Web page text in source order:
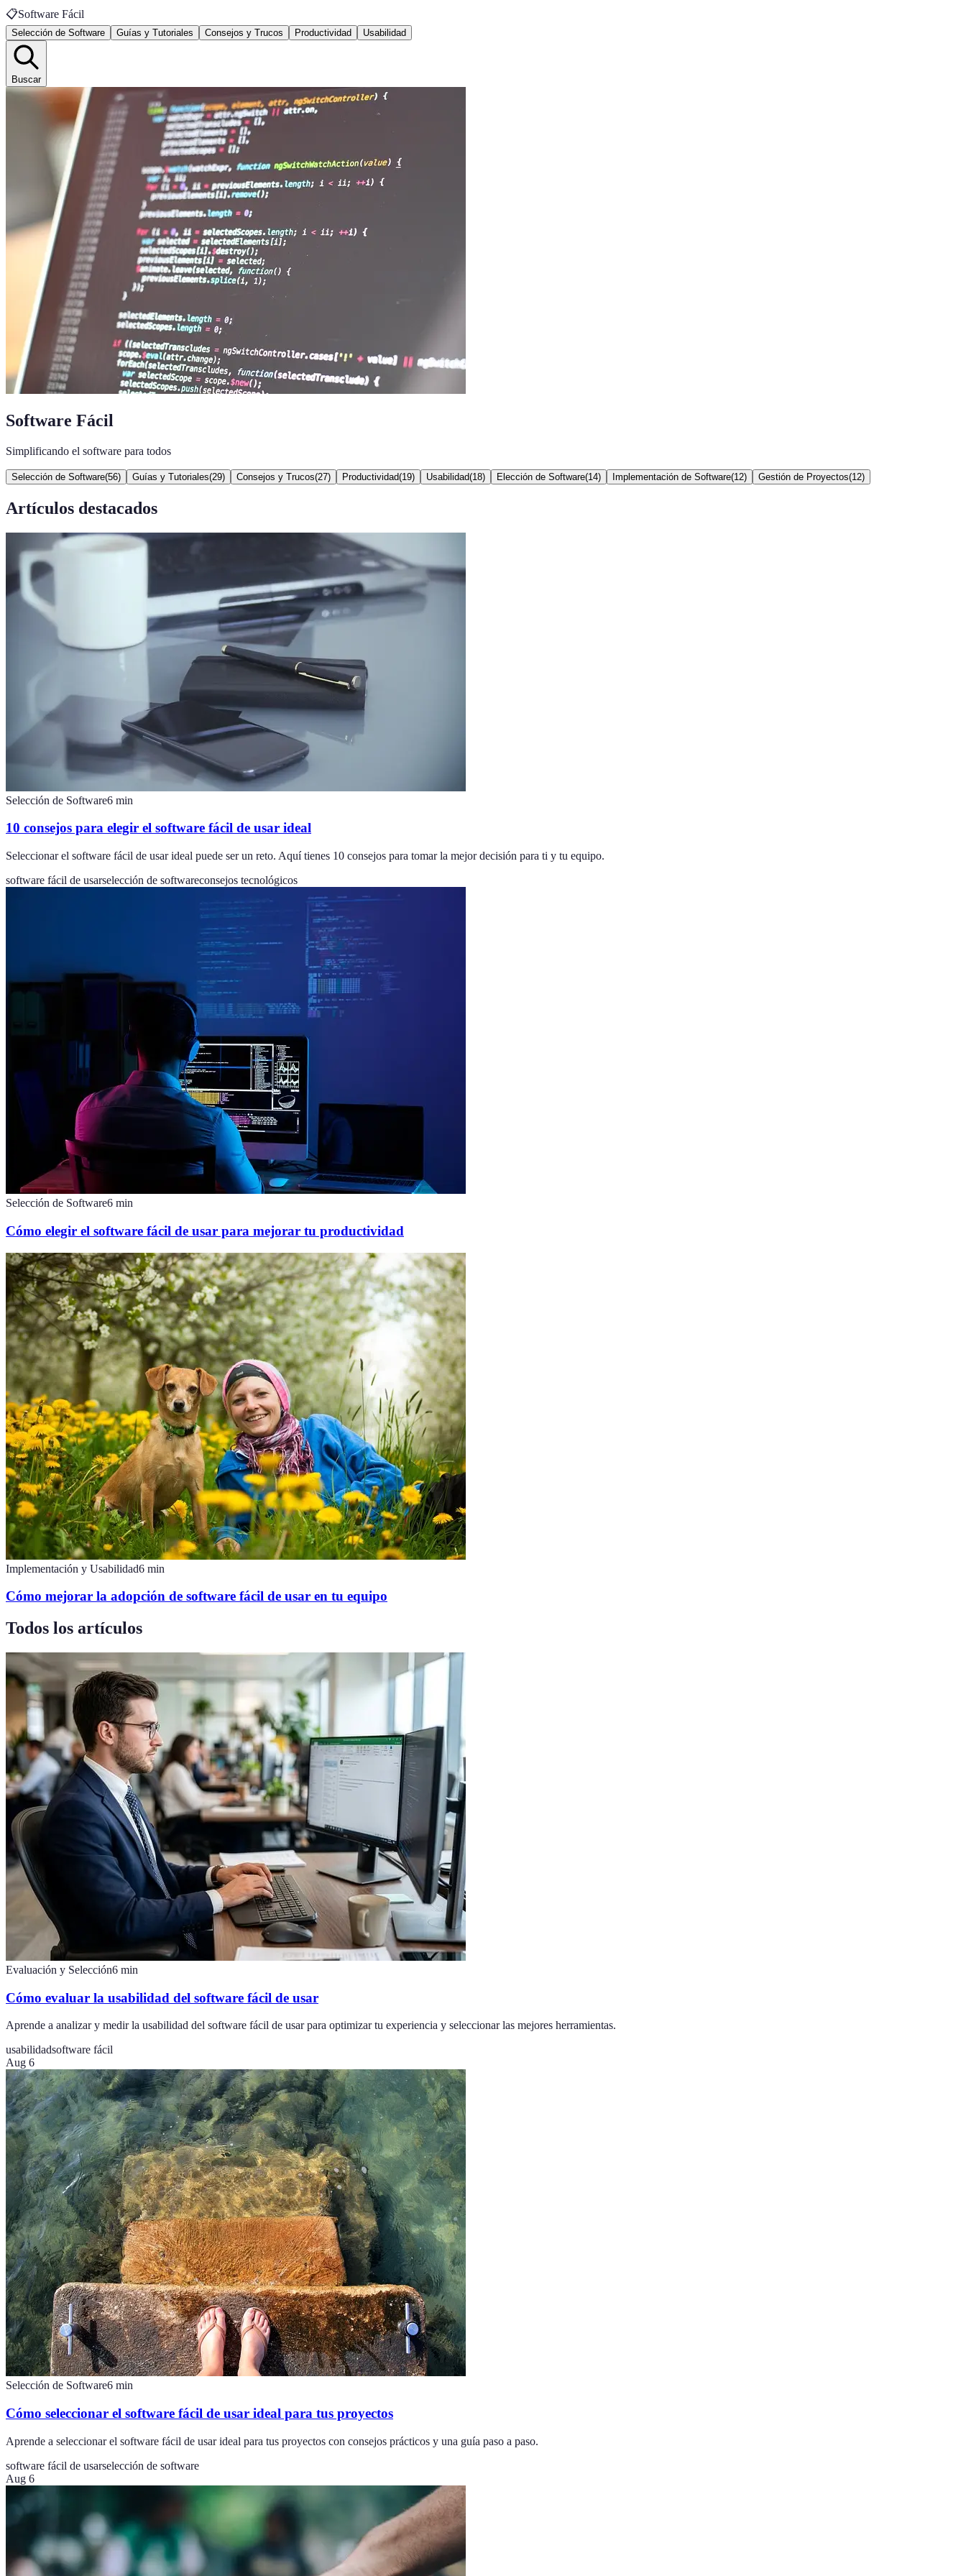
📋Software Fácil
Selección de Software Guías y Tutoriales Consejos y Trucos Productividad Usabilidad
Buscar
Software Fácil
Simplificando el software para todos
Selección de Software(56) Guías y Tutoriales(29) Consejos y Trucos(27) Productividad(19) Usabilidad(18) Elección de Software(14) Implementación de Software(12) Gestión de Proyectos(12)
Artículos destacados
Selección de Software6 min
10 consejos para elegir el software fácil de usar ideal
Seleccionar el software fácil de usar ideal puede ser un reto. Aquí tienes 10 consejos para tomar la mejor decisión para ti y tu equipo.
software fácil de usarselección de softwareconsejos tecnológicos
Selección de Software6 min
Cómo elegir el software fácil de usar para mejorar tu productividad
Implementación y Usabilidad6 min
Cómo mejorar la adopción de software fácil de usar en tu equipo
Todos los artículos
Evaluación y Selección6 min
Cómo evaluar la usabilidad del software fácil de usar
Aprende a analizar y medir la usabilidad del software fácil de usar para optimizar tu experiencia y seleccionar las mejores herramientas.
usabilidadsoftware fácil
Aug 6
Selección de Software6 min
Cómo seleccionar el software fácil de usar ideal para tus proyectos
Aprende a seleccionar el software fácil de usar ideal para tus proyectos con consejos prácticos y una guía paso a paso.
software fácil de usarselección de software
Aug 6